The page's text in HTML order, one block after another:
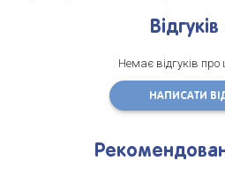
Відгуків
Немає відгуків про
НАПИСАТИ